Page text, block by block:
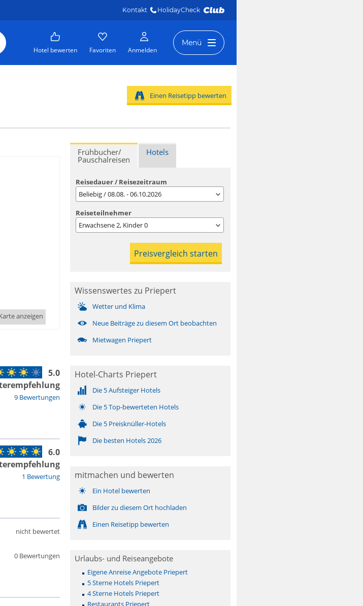
Kontakt HolidayCheck
Hotel bewerten Favoriten Anmelden
Menü
Einen Reisetipp bewerten
anzeigen
9 Bewertungen
5.0
1 Bewertung
6.0
0 Bewertungen
nicht bewertet
Frühbucher/
Pauschalreisen
Hotels
Reisedauer / Reisezeitraum
Beliebig / 08.08. - 06.10.2026
Reiseteilnehmer
Erwachsene2, Kinder0
Wissenswertes zu Priepert
Wetter und Klima
Neue Beiträge zu diesem Ort beobachten
Mietwagen Priepert
Hotel-Charts Priepert
Die 5 Aufsteiger Hotels
Die 5 Top-bewerteten Hotels
Die 5 Preisknüller-Hotels
Die besten Hotels 2026
mitmachen und bewerten
Ein Hotel bewerten
Bilder zu diesem Ort hochladen
Einen Reisetipp bewerten
Urlaubs- und Reiseangebote
Eigene Anreise Angebote Priepert
5 Sterne Hotels Priepert
4 Sterne Hotels Priepert
Restaurants Priepert